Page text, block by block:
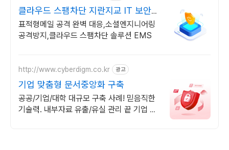
클라우드 스팸차단 지란지교 IT 보안솔
루션 전문기업
표적형메일 공격 완벽 대응,소셜엔지니어링
공격방지,클라우드 스팸차단 솔루션 EMS
http://www.cyberdigm.co.kr 광고
기업 맞춤형 문서중앙화 구축
공공/기업/대학 대규모 구축 사례! 믿음직한
기술력. 내부자료 유출/유실 관리 끝 기업 문